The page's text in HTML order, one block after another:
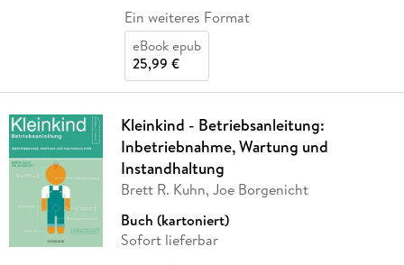
Ein weiteres Format
eBook epub
25,99 €
Kleinkind - Betriebsanleitung:
Inbetriebnahme, Wartung und
Instandhaltung
Brett R. Kuhn, Joe Borgenicht
Buch (kartoniert)
Sofort lieferbar